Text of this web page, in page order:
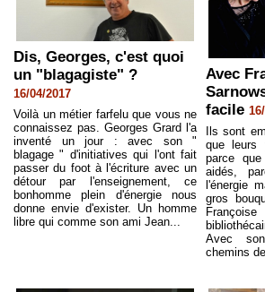
Dis, Georges, c'est quoi
un "blagagiste" ?
16/04/2017
Voilà un métier farfelu que vous ne
connaissez pas. Georges Grard l'a
inventé un jour : avec son "
blagage " d'initiatives qui l'ont fait
passer du foot à l'écriture avec un
détour par l'enseignement, ce
bonhomme plein d'énergie nous
donne envie d'exister. Un homme
libre qui comme son ami Jean...
Avec
facile
Ils sont
que leurs
parce
aidés,
l'énergie
gros
Avec
chemins